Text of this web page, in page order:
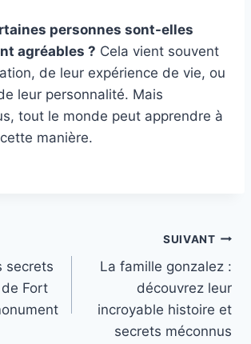
personnes sont-elles
agréables ? Cela vient souvent
de leur expérience de vie, ou
leur personnalité. Mais
tout le monde peut apprendre à
manière.
secrets
Fort
SUIVANT
La famille gonzalez :
découvrez leur
incroyable histoire et
secrets méconnus